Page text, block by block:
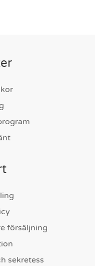
försäljning
sekretess